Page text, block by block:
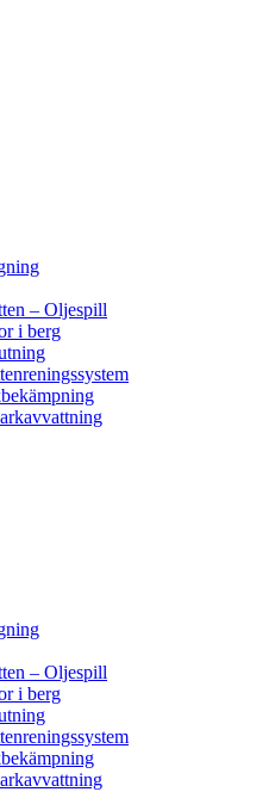
– Oljespill
i berg
– Oljespill
i berg